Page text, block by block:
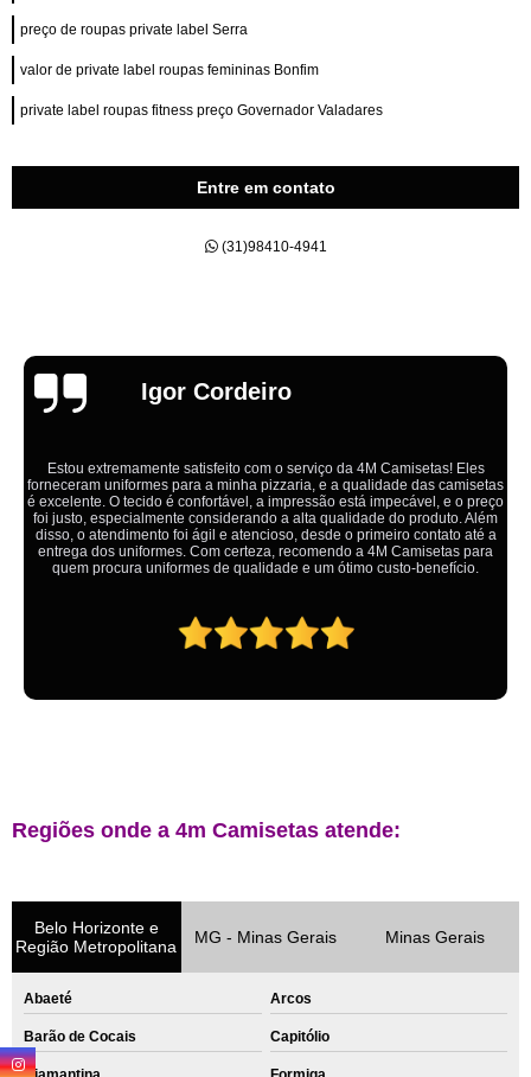
preço de roupas private label Serra
valor de private label roupas femininas Bonfim
private label roupas fitness preço Governador Valadares
Entre em contato
(31)98410-4941
Emília
Ótimo atendimento,todos muito educados, prestativos e que colocam o
cliente em primeiro lugar. Qualquer lugar tem problemas,isso é fato, mas
aqui na 4M tudo é resolvido com calma e de forma que todos saem
ganhando no final.
Regiões onde a 4m Camisetas atende:
Belo Horizonte e
Região Metropolitana
MG - Minas Gerais Minas Gerais
Abaeté Arcos
Barão de Cocais Capitólio